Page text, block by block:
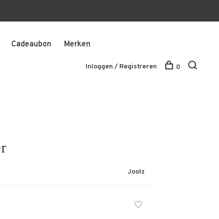
Cadeaubon Merken
Inloggen / Registreren 0
Joolz